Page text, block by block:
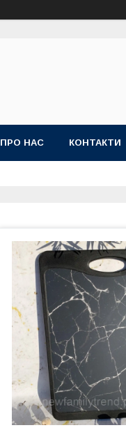
ПРО НАС КОНТАКТИ